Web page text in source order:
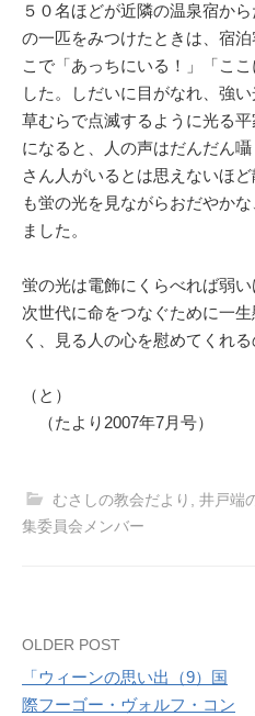
５０名ほどが近隣の温泉宿か
の一匹をみつけたときは、宿
こで「あっちにいる！」「こ
した。しだいに目がなれ、強
草むらで点滅するように光る
になると、人の声はだんだん
さん人がいるとは思えないほ
も蛍の光を見ながらおだやか
ました。
蛍の光は電飾にくらべれば弱い
次世代に命をつなぐために一
く、見る人の心を慰めてくれる
（と）
（たより2007年7月号）
むさしの教会だより
井戸端
集委員会メンバー
Post
navigation
OLDER POST
「ウィーンの思い出（9）国
際フーゴー・ヴォルフ・コン